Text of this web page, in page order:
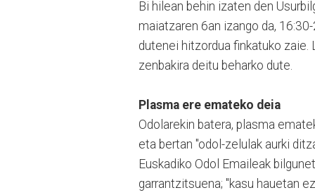
Bi hilean behin izaten den
maiatzaren 6an izango da,
dutenei hitzordua finkatuko
zenbakira deitu beharko dute.
Plasma ere emateko deia
Odolarekin batera, plasma
eta bertan "odol-zelulak aurki
Euskadiko Odol Emaileak
garrantzitsuena; "kasu hauetan